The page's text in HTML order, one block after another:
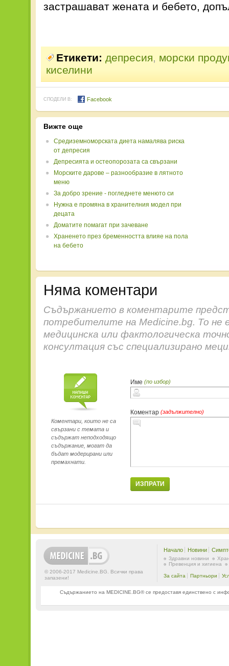
застрашават жената и бебето,
Етикети: депресия, морски
киселини
СПОДЕЛИ В: Facebook
Вижте още
Средиземноморската диета намалява риска
от депресия
Депресията и остеопорозата са свързани
Морските дарове – разнообразие в лятното
меню
За добро зрение - погледнете менюто си
Нужна е промяна в хранителния модел при
децата
Доматите помагат при зачеване
Храненето през бременността влияе на пола
на бебето
Няма коментари
Съдържанието в коментарите
потребителите на Medicine.bg. То не
медицинска или фактологическа
консултация със специализирано
Име (по избор)
Коментар (задължително)
ИЗПРАТИ
Коментари, които не са
свързани с темата и
съдържат неподходящо
съдържание, могат да
бъдат модерирани или
премахнати.
© 2006-2017 Medicine.BG. Всички права
запазени!
Начало Новини
Здравни новини
Превенция и хигиена
За сайта Партньори
Съдържанието на MEDICINE.BG® се предоставя единствено с